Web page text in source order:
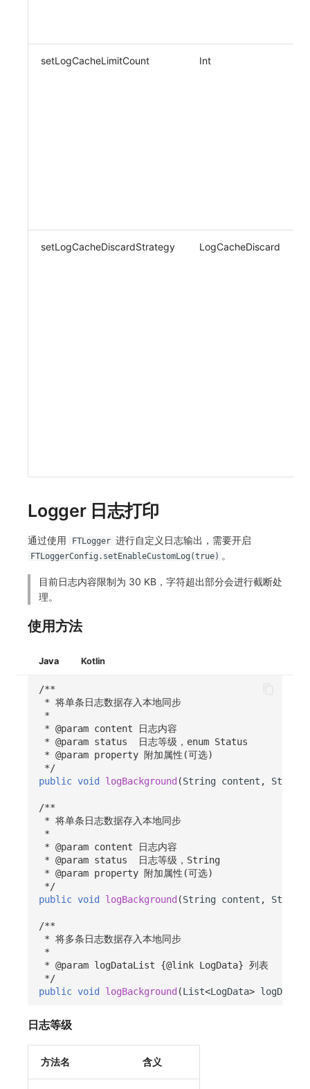
setLogCacheLimitCount Int
setLogCacheDiscardStrategy LogCacheDiscard
Logger 日志打印
通过使用 FTLogger 进行自定义日志输出，需要开启
FTLoggerConfig.setEnableCustomLog(true) 。
目前日志内容限制为 30 KB，字符超出部分会进行截断处
理。
使用方法
Java Kotlin
/**
* 将单条日志数据存入本地同步
*
* @param content 日志内容
* @param status  日志等级，enum Status
* @param property 附加属性(可选)
*/
public void logBackground (String content , Status
/**
* 将单条日志数据存入本地同步
*
* @param content 日志内容
* @param status  日志等级，String
* @param property 附加属性(可选)
*/
public void logBackground (String content , String
/**
* 将多条日志数据存入本地同步
*
* @param logDataList {@link LogData} 列表
*/
public void logBackground (List<LogData>
日志等级
方法名 含义